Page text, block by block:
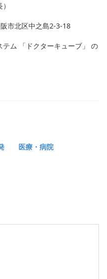
市北区中之島2-3-18
ム 「ドクターキューブ」 の
医療・病院